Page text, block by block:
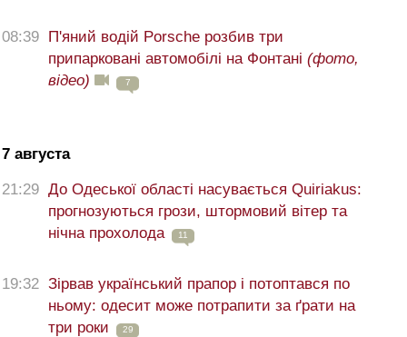
08:39 П'яний водій Porsche розбив три
припарковані автомобілі на Фонтані (фото,
відео)
7
7 августа
21:29 До Одеської області насувається Quiriakus:
прогнозуються грози, штормовий вітер та
нічна прохолода
11
19:32 Зірвав український прапор і потоптався по
ньому: одесит може потрапити за ґрати на
три роки
29